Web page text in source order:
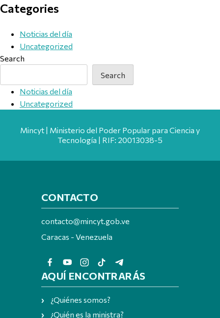
Categories
Noticias del día
Uncategorized
Search
Search
Noticias del día
Uncategorized
Mincyt | Ministerio del Poder Popular para Ciencia y
Tecnología | RIF: 20013038-5
CONTACTO
contacto@mincyt.gob.ve
Caracas - Venezuela
AQUÍ ENCONTRARÁS
¿Quiénes somos?
¿Quién es la ministra?